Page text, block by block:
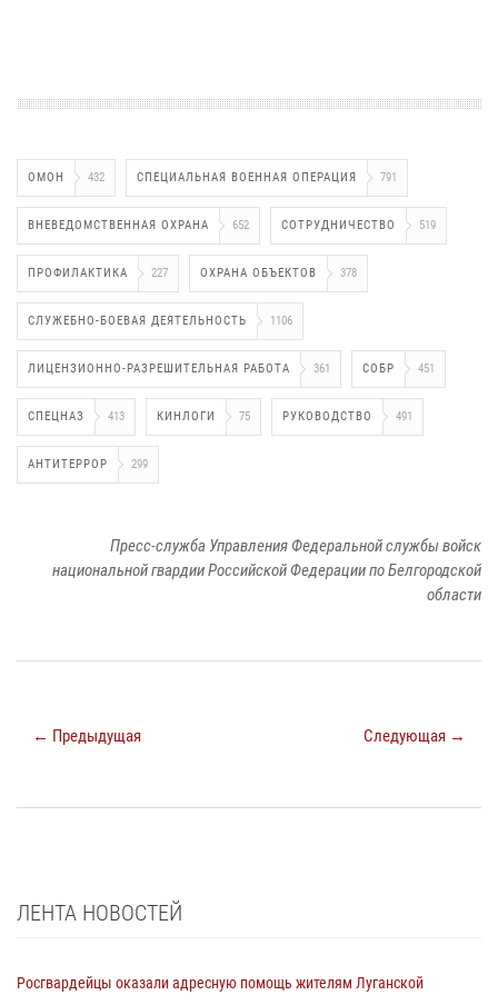
ОМОН 432 СПЕЦИАЛЬНАЯ ВОЕННАЯ ОПЕРАЦИЯ 791
ВНЕВЕДОМСТВЕННАЯ ОХРАНА 652 СОТРУДНИЧЕСТВО 519
ПРОФИЛАКТИКА 227 ОХРАНА ОБЪЕКТОВ 378
СЛУЖЕБНО-БОЕВАЯ ДЕЯТЕЛЬНОСТЬ 1106
ЛИЦЕНЗИОННО-РАЗРЕШИТЕЛЬНАЯ РАБОТА 361 СОБР 451
СПЕЦНАЗ 413 КИНЛОГИ 75 РУКОВОДСТВО 491
АНТИТЕРРОР 299
Пресс-служба Управления Федеральной службы войск
национальной гвардии Российской Федерации по Белгородской
области
← Предыдущая Следующая →
ЛЕНТА НОВОСТЕЙ
Росгвардейцы оказали адресную помощь жителям Луганской